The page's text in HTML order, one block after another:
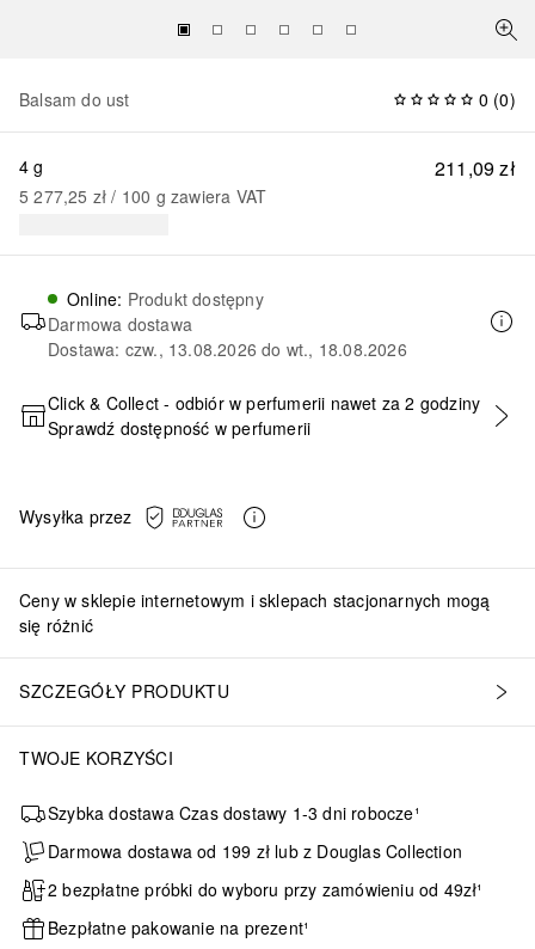
Balsam do ust 0 (0)
211,09 zł
4 g
5 277,25 zł / 100 g zawiera VAT
Online: Produkt dostępny
Darmowa dostawa
Dostawa: czw., 13.08.2026 do wt., 18.08.2026
DODAJ DO KOSZYKA
Click & Collect - odbiór w perfumerii nawet za 2 godziny
Sprawdź dostępność w perfumerii
Wysyłka przez
Ceny w sklepie internetowym i sklepach stacjonarnych mogą
się różnić
SZCZEGÓŁY PRODUKTU
TWOJE KORZYŚCI
Szybka dostawa Czas dostawy 1-3 dni robocze¹
Darmowa dostawa od 199 zł lub z Douglas Collection
2 bezpłatne próbki do wyboru przy zamówieniu od 49zł¹
Bezpłatne pakowanie na prezent¹